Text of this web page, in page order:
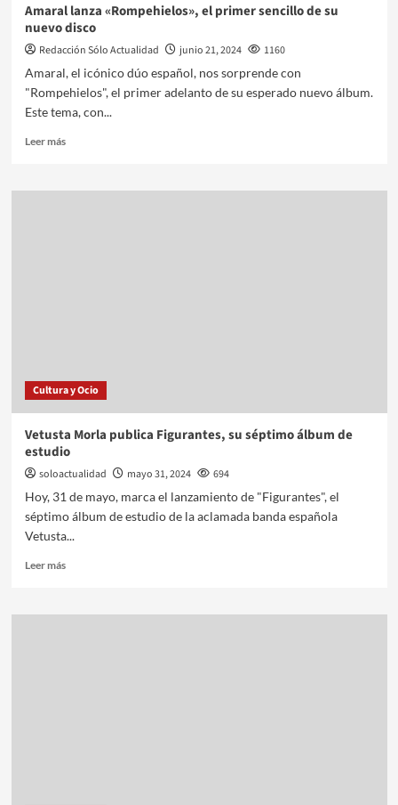
Amaral lanza «Rompehielos», el primer sencillo de su
nuevo disco
Redacción Sólo Actualidad junio 21, 2024
1160
Amaral, el icónico dúo español, nos sorprende con
"Rompehielos", el primer adelanto de su esperado nuevo álbum.
Este tema, con...
Leer más
Cultura y Ocio
Vetusta Morla publica Figurantes, su séptimo álbum de
estudio
soloactualidad mayo 31, 2024
694
Hoy, 31 de mayo, marca el lanzamiento de "Figurantes", el
séptimo álbum de estudio de la aclamada banda española
Vetusta...
Leer más